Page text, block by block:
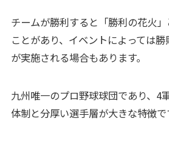
チームが勝利すると「勝利の花火
ことがあり、イベントによっては
が実施される場合もあります。
九州唯一のプロ野球球団であり、4
体制と分厚い選手層が大きな特徴で